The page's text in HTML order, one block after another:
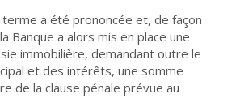
terme a été prononcée et, de façon
Banque a alors mis en place une
immobilière, demandant outre le
et des intérêts, une somme
de la clause pénale prévue au